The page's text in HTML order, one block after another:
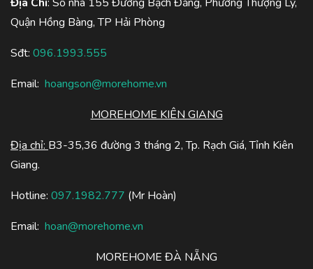
Quận Hồng Bàng, TP Hải Phòng
Sđt: 096.1993.555
Email: hoangson@morehome.vn
MOREHOME KIÊN GIANG
Địa chỉ: B3-35,36 đường 3 tháng 2, Tp. Rạch Giá, Tỉnh Kiên
Giang.
Hotline: 097.1982.777 (Mr Hoàn)
Email: hoan@morehome.vn
MOREHOME ĐÀ NẴNG